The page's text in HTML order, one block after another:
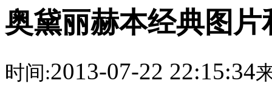
奥黛丽赫本经典图片
时间:2013-07-22 22:15:34